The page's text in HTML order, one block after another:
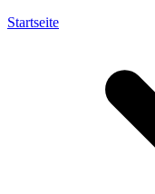
Startseite